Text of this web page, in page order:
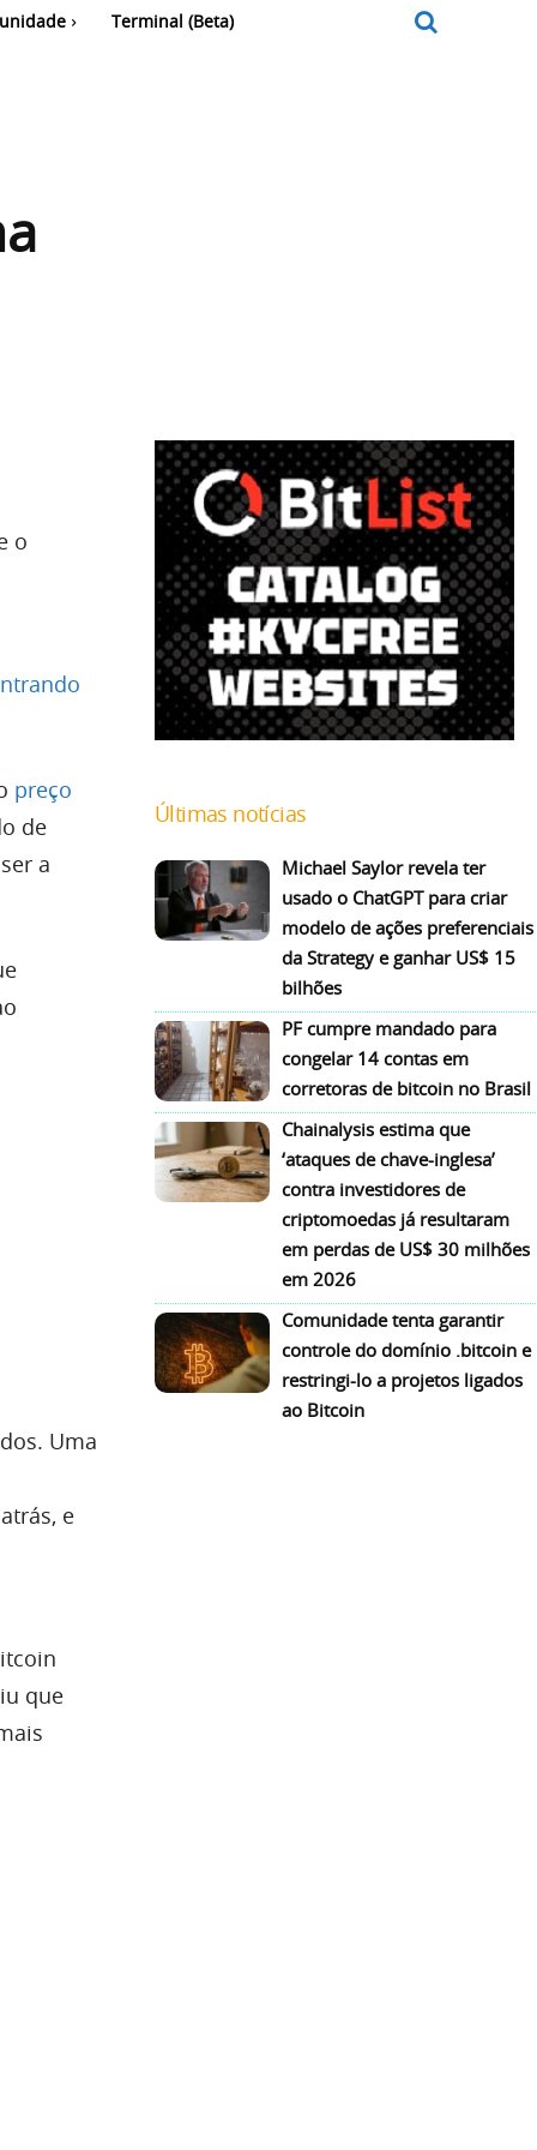
Terminal (Beta)
o
preço
de
a
Uma
e
que
Últimas notícias
Michael Saylor revela ter
usado o ChatGPT para criar
modelo de ações preferenciais
da Strategy e ganhar US$ 15
bilhões
PF cumpre mandado para
congelar 14 contas em
corretoras de bitcoin no Brasil
Chainalysis estima que
‘ataques de chave-inglesa’
contra investidores de
criptomoedas já resultaram
em perdas de US$ 30 milhões
em 2026
Comunidade tenta garantir
controle do domínio .bitcoin e
restringi-lo a projetos ligados
ao Bitcoin